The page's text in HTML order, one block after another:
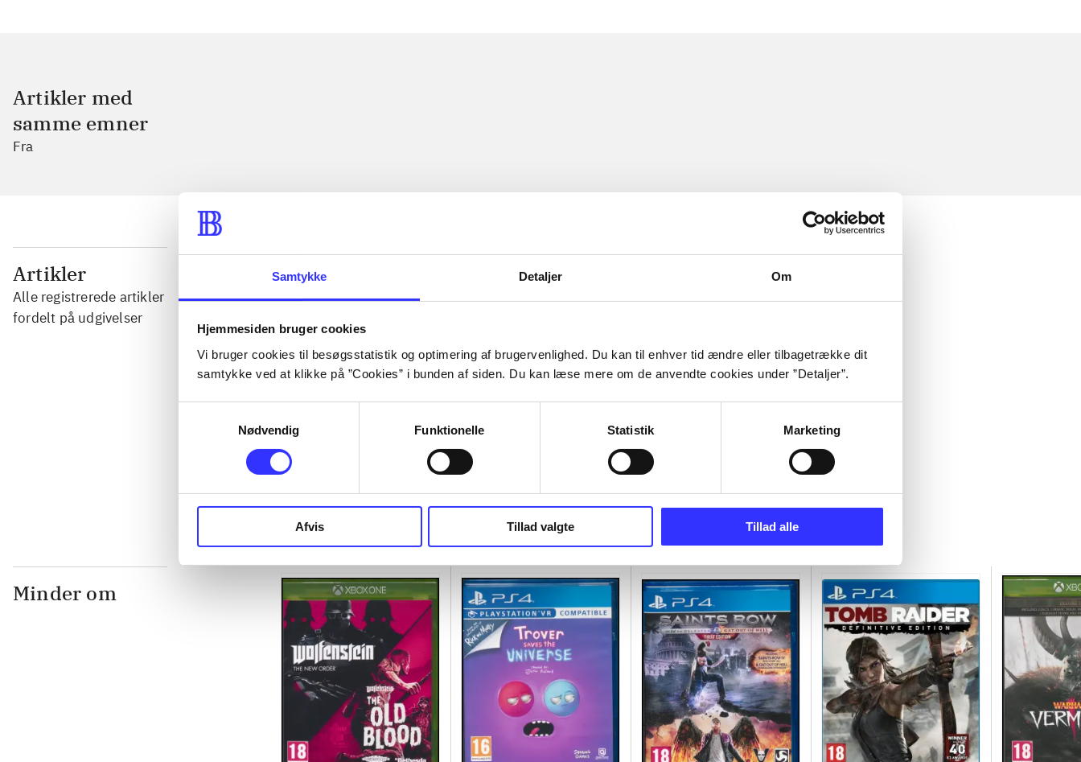
Samtykke Detaljer Om
Hjemmesiden bruger cookies
Vi bruger cookies til besøgsstatistik og optimering af brugervenlighed. Du kan til enhver tid ændre eller tilbagetrække dit
samtykke ved at klikke på ”Cookies” i bunden af siden. Du kan læse mere om de anvendte cookies under ”Detaljer”.
Nødvendig
Funktionelle Statistik Marketing
Afvis Tillad valgte Tillad alle
Artikler med
samme emner
Fra
Artikler
Alle registrerede artikler
fordelt på udgivelser
...
...
Minder om